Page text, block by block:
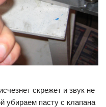
скрежет и звук не
убираем пасту с клапана